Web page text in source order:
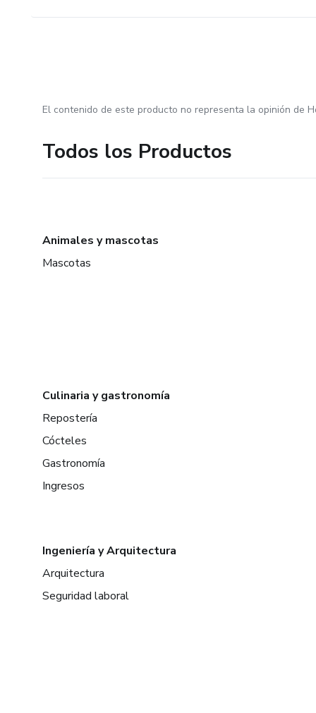
El contenido de este producto no representa la opinión de
Todos los Productos
Animales y mascotas
Mascotas
Culinaria y gastronomía
Repostería
Cócteles
Gastronomía
Ingresos
Ingeniería y Arquitectura
Arquitectura
Seguridad laboral